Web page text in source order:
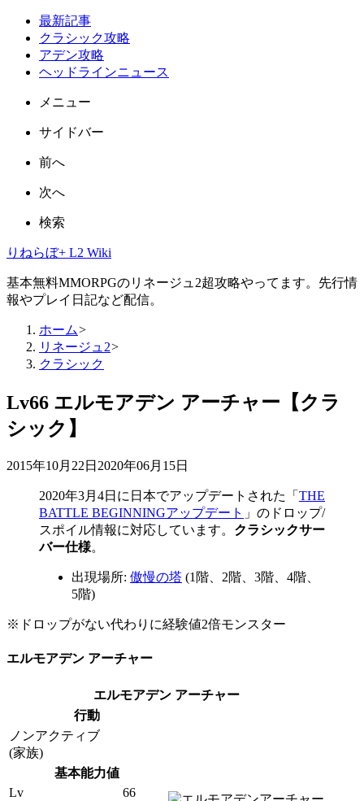
最新記事
クラシック攻略
アデン攻略
ヘッドラインニュース
メニュー
サイドバー
前へ
次へ
検索
りねらぼ+ L2 Wiki
基本無料MMORPGのリネージュ2超攻略やってます。先行情
報やプレイ日記など配信。
ホーム>
リネージュ2>
クラシック
Lv66 エルモアデン アーチャー【クラ
シック】
2015年10月22日 2020年06月15日
2020年3月4日 に日本でアップデートされた「 THE
BATTLE BEGINNINGアップデート 」のドロップ/
スポイル情報に対応しています。 クラシックサー
バー仕様。
出現場所: 傲慢の塔 (1階、2階、3階、4階、
5階)
※ドロップがない代わりに経験値2倍モンスター
エルモアデン アーチャー
エルモアデン アーチャー
行動
ノンアクティブ
(家族)
基本能力値
Lv
66